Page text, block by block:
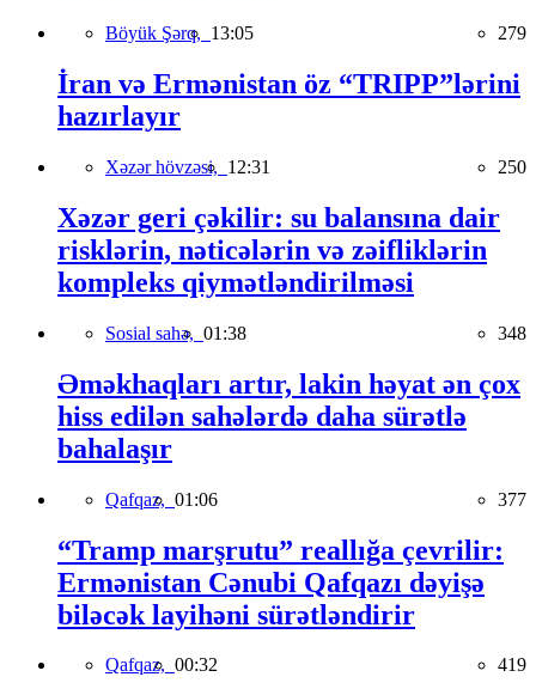
Böyük Şərq, 13:05 279
İran və Ermənistan öz “TRIPP”lərini
hazırlayır
Xəzər hövzəsi, 12:31 250
Xəzər geri çəkilir: su balansına dair
risklərin, nəticələrin və zəifliklərin
kompleks qiymətləndirilməsi
Sosial sahə, 01:38 348
Əməkhaqları artır, lakin həyat ən çox
hiss edilən sahələrdə daha sürətlə
bahalaşır
Qafqaz, 01:06 377
“Tramp marşrutu” reallığa çevrilir:
Ermənistan Cənubi Qafqazı dəyişə
biləcək layihəni sürətləndirir
Qafqaz, 00:32 419